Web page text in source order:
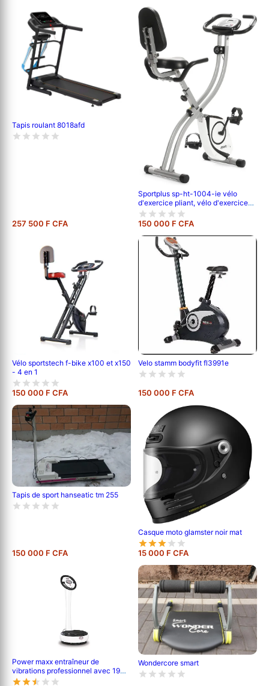
Tapis roulant 8018afd
257 500 F CFA
Sportplus sp-ht-1004-ie vélo
d'exercice pliant, vélo d'exercice
pliant avec dossier, mesure de la
fréquence cardiaque, programmes
d'entraînement, silencieux et sans
entretien
150 000 F CFA
Vélo sportstech f-bike x100 et x150
- 4 en 1
150 000 F CFA
Velo stamm bodyfit fl3991e
150 000 F CFA
Tapis de sport hanseatic tm 255
150 000 F CFA
Casque moto glamster noir mat
15 000 F CFA
Power maxx entraîneur de
vibrations professionnel avec 19
niveaux de vitesse
Wondercore smart